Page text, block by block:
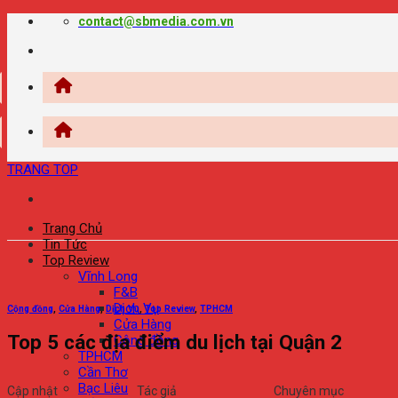
Chuyển
contact@sbmedia.com.vn
TRANG TOP
Trang Chủ
Tin Tức
Top Review
Vĩnh Long
F&B
Dịch Vụ
Cửa Hàng
Cộng đồng
TPHCM
Cần Thơ
Bạc Liêu
Cộng đồng Cửa Hàng, Dịch Vụ ,Top Review, TPHCM
Top 5 các địa điểm du lịch tại Quận 2
Cập nhật
Tác giả
Chuyên mục